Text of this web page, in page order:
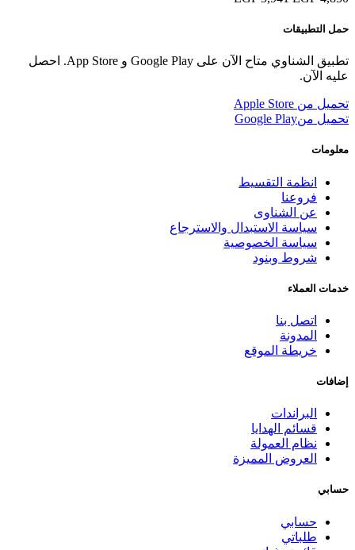
حمل التطبيقات
تطبيق الشناوي متاح الآن على Google Play و App Store. احصل
عليه الآن.
تحميل من Apple Store
تحميل منGoogle Play
معلومات
انظمة التقسيط
فروعنا
عن الشناوى
سياسة الاستبدال والاسترجاع
سياسة الخصوصية
شروط وبنود
خدمات العملاء
اتصل بنا
المدونة
خريطة الموقع
إضافات
البراندات
قسائم الهدايا
نظام العمولة
العروض المميزة
حسابي
حسابي
طلباتي